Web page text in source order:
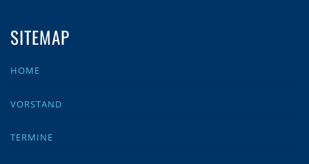
SITEMAP
HOME
VORSTAND
TERMINE